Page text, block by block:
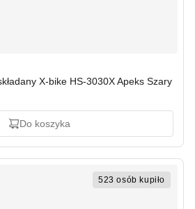
X-bike HS-3030X Apeks Szary
Do koszyka
523 osób kupiło